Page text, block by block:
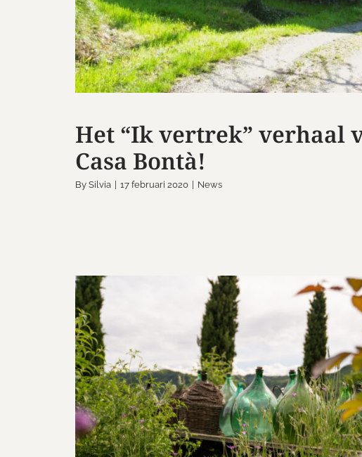
Het “Ik vertrek” verhaal
Casa Bontà!
BySilvia 17 februari 2020 News
De Italiaanse
(Damigiana)
News